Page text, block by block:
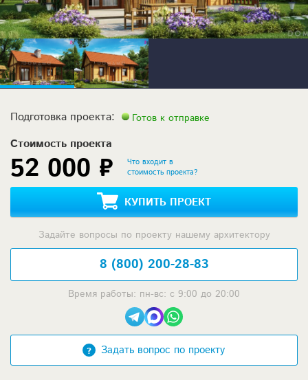
Подготовка проекта: Готов к отправке
Стоимость проекта
52 000 ₽
Что входит в
стоимость проекта?
КУПИТЬ ПРОЕКТ
Задайте вопросы по проекту нашему архитектору
8 (800) 200-28-83
Время работы: пн-вс: с 9:00 до 20:00
Задать вопрос по проекту